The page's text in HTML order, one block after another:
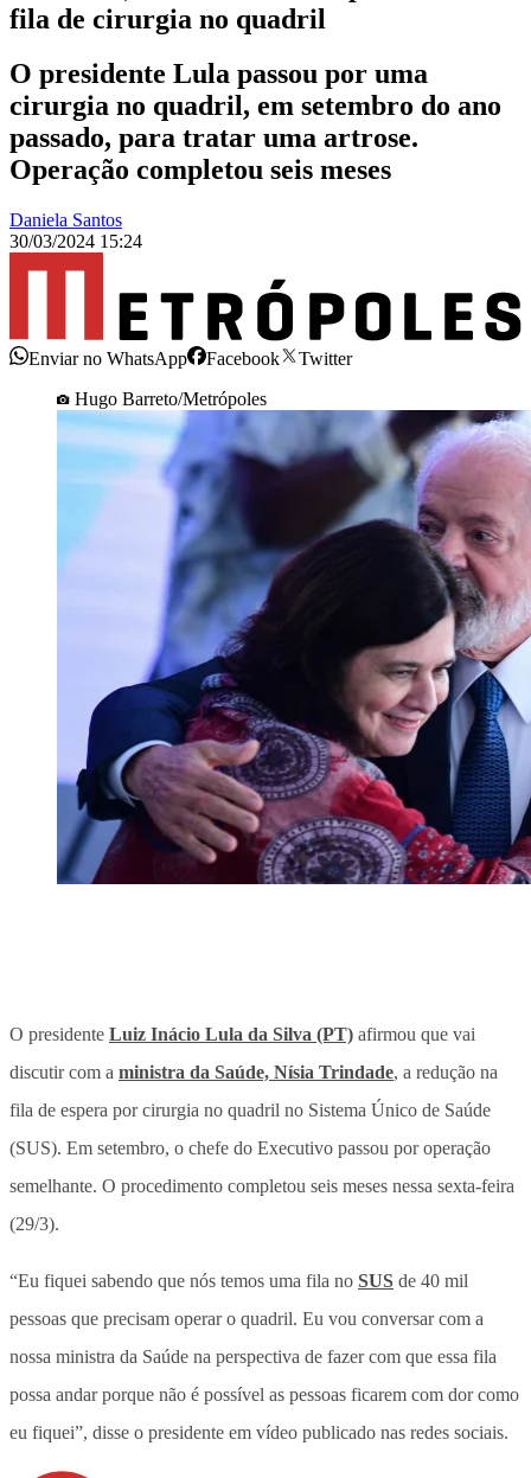
fila de cirurgia no quadril
O presidente Lula passou por uma
cirurgia no quadril, em setembro do ano
passado, para tratar uma artrose.
Operação completou seis meses
Daniela Santos
30/03/2024 15:24
Enviar no WhatsApp Facebook
Twitter
Hugo Barreto/Metrópoles
O presidente Luiz Inácio Lula da Silva (PT) afirmou que vai
discutir com a ministra da Saúde, Nísia Trindade, a redução na
fila de espera por cirurgia no quadril no Sistema Único de Saúde
(SUS). Em setembro, o chefe do Executivo passou por operação
semelhante. O procedimento completou seis meses nessa sexta-feira
(29/3).
“Eu fiquei sabendo que nós temos uma fila no SUS de 40 mil
pessoas que precisam operar o quadril. Eu vou conversar com a
nossa ministra da Saúde na perspectiva de fazer com que essa fila
possa andar porque não é possível as pessoas ficarem com dor como
eu fiquei”, disse o presidente em vídeo publicado nas redes sociais.